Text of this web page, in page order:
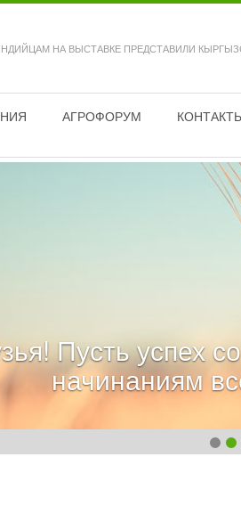
НА ВЫСТАВКЕ ПРЕДСТАВИЛИ
АГРОФОРУМ
Пусть успех
начинаниям